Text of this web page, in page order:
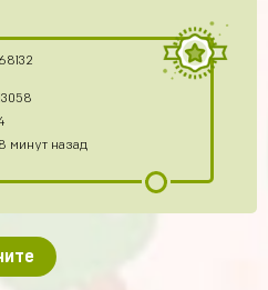
68132
8 минут назад